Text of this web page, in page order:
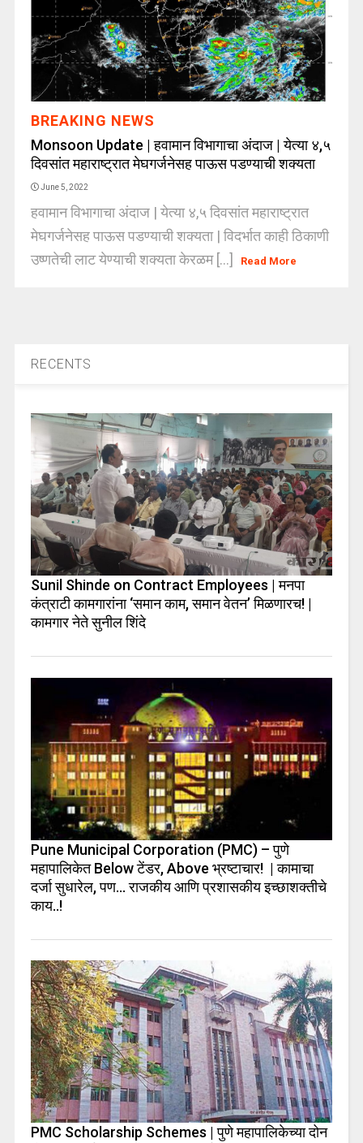
BREAKING NEWS
Monsoon Update | हवामान विभागाचा अंदाज | येत्या ४,५
दिवसांत महाराष्ट्रात मेघगर्जनेसह पाऊस पडण्याची शक्यता
June 5, 2022
हवामान विभागाचा अंदाज | येत्या ४,५ दिवसांत महाराष्ट्रात
मेघगर्जनेसह पाऊस पडण्याची शक्यता | विदर्भात काही ठिकाणी
उष्णतेची लाट येण्याची शक्यता केरळम [...]
Read More
RECENTS
Sunil Shinde on Contract Employees | मनपा
कंत्राटी कामगारांना ‘समान काम, समान वेतन’ मिळणारच! |
कामगार नेते सुनील शिंदे
Pune Municipal Corporation (PMC) – पुणे
महापालिकेत Below टेंडर, Above भ्रष्टाचार! | कामाचा
दर्जा सुधारेल, पण… राजकीय आणि प्रशासकीय इच्छाशक्तीचे
काय..!
PMC Scholarship Schemes | पुणे महापालिकेच्या दोन